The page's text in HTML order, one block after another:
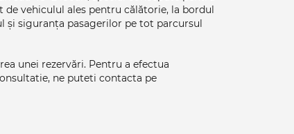
vehiculul ales pentru călătorie, la bordul
și siguranța pasagerilor pe tot parcursul
unei rezervări. Pentru a efectua
ne puteti contacta pe